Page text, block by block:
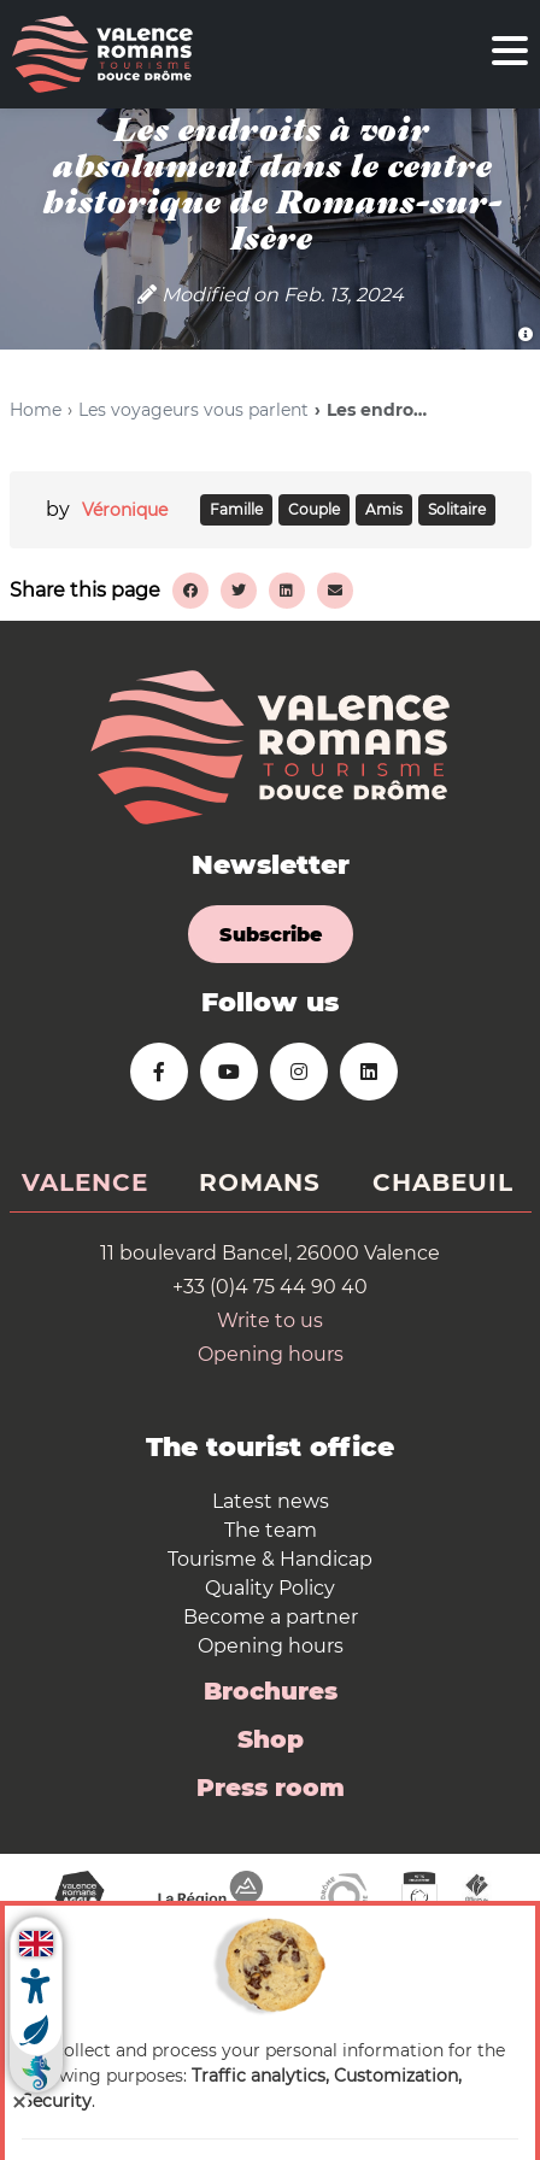
Les endroits à voir
absolument dans le centre
historique de Romans-sur-
Isère
Modified on Feb. 13, 2024
Home Les voyageurs vous parlent Les endroits à voir absolument dans le centre historique de Romans-sur-Isère
by Véronique famille couple amis solitaire
Share this page
Newsletter
Subscribe
Follow us
VALENCE ROMANS CHABEUIL
11 boulevard Bancel, 26000 Valence
+33 (0)4 75 44 90 40
Write to us
Opening hours
The tourist office
Latest news
The team
Tourisme & Handicap
Quality Policy
Become a partner
Opening hours
Brochures
Shop
Press room
© 2026 Valence Romans Tourisme — All rights
reserved
We collect and process your personal information for the
following purposes: Traffic analytics, Customization,
Security.